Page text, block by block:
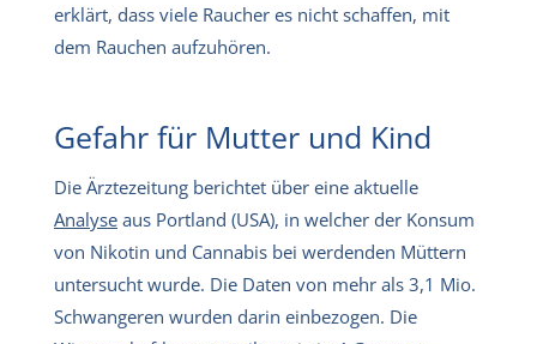
erklärt, dass viele Raucher es nicht schaffen, mit
dem Rauchen aufzuhören.
Gefahr für Mutter und Kind
Die Ärztezeitung berichtet über eine aktuelle
Analyse aus Portland (USA), in welcher der Konsum
von Nikotin und Cannabis bei werdenden Müttern
untersucht wurde. Die Daten von mehr als 3,1 Mio.
Schwangeren wurden darin einbezogen. Die